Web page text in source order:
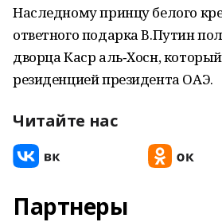
Наследному принцу белого
ответного подарка В.Путин
дворца Каср аль‑Хосн,
резиденцией президента ОАЭ.
Читайте нас
Партнеры